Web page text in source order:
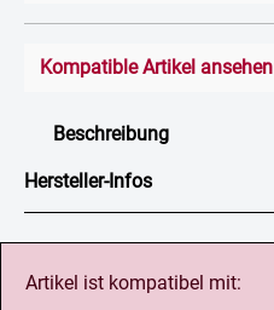
Kompatible Artikel ansehen
Beschreibung
Hersteller-Infos
Artikel ist kompatibel mit: